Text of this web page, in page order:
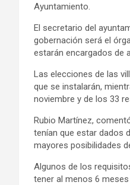
Ayuntamiento.
El secretario del
gobernación será el
estarán encargados de
Las elecciones de las
que se instalarán,
noviembre y de los 33
Rubio Martínez,
tenían que estar dados
mayores posibilidades
Algunos de los
tener al menos 6